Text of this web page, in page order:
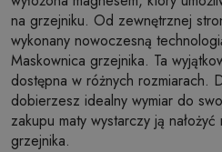
na grzejniku. Od zewnętrznej
wykonany nowoczesną
Maskownica grzejnika. Ta
dostępna w różnych rozmiarach.
dobierzesz idealny wymiar do
zakupu maty wystarczy ją
grzejnika.